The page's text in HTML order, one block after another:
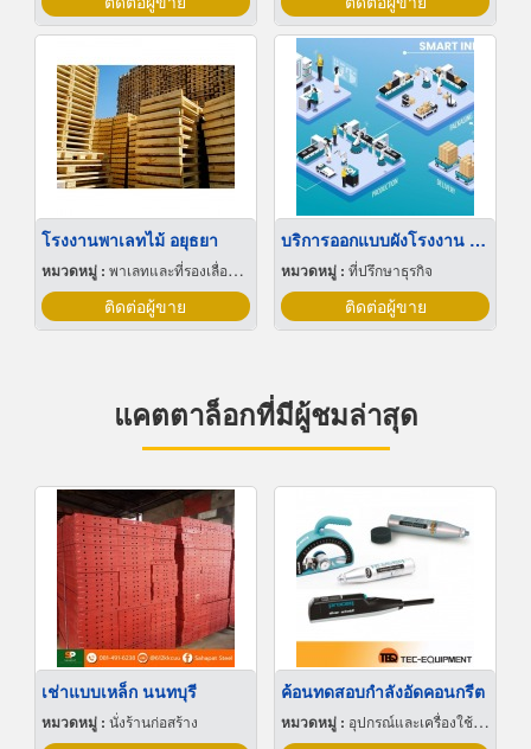
โรงงานพาเลทไม้ อยุธยา
หมวดหมู่ : พาเลทและที่รองเลื่อนกะบะ
ติดต่อผู้ขาย
บริการออกแบบผังโรงงาน Lay out
หมวดหมู่ : ที่ปรึกษาธุรกิจ
ติดต่อผู้ขาย
แคตตาล็อกที่มีผู้ชมล่าสุด
เช่าแบบเหล็ก นนทบุรี
หมวดหมู่ : นั่งร้านก่อสร้าง
ค้อนทดสอบกำลังอัดคอนกรีต
หมวดหมู่ : อุปกรณ์และเครื่องใช้สำหรับผู้รับเหมาก่อสร้าง